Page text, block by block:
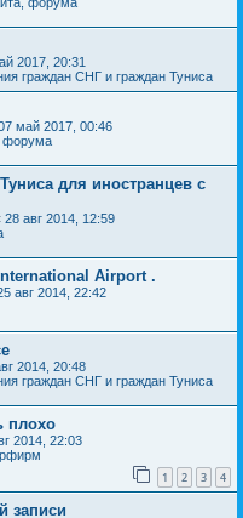
форума
2017, 20:31
граждан СНГ и граждан Туниса
май 2017, 00:46
форума
для иностранцев с
28 авг 2014, 12:59
Airport .
авг 2014, 22:42
2014, 20:48
граждан СНГ и граждан Туниса
плохо
2014, 22:03
1 2 3 4
записи